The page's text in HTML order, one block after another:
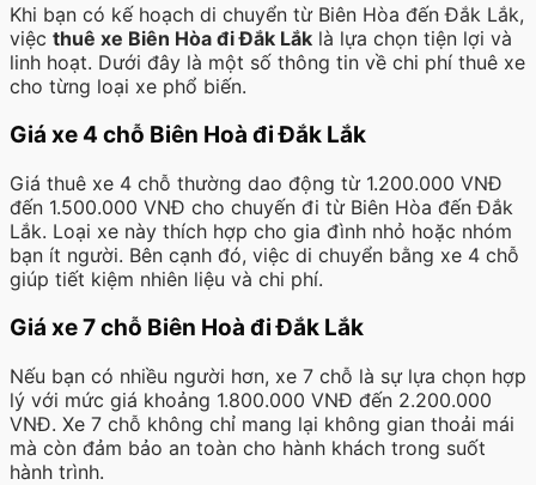
Khi bạn có kế hoạch di chuyển từ Biên Hòa đến Đắk Lắk,
việc thuê xe Biên Hòa đi Đắk Lắk là lựa chọn tiện lợi và
linh hoạt. Dưới đây là một số thông tin về chi phí thuê xe
cho từng loại xe phổ biến.
Giá xe 4 chỗ Biên Hoà đi Đắk Lắk
Giá thuê xe 4 chỗ thường dao động từ 1.200.000 VNĐ
đến 1.500.000 VNĐ cho chuyến đi từ Biên Hòa đến Đắk
Lắk. Loại xe này thích hợp cho gia đình nhỏ hoặc nhóm
bạn ít người. Bên cạnh đó, việc di chuyển bằng xe 4 chỗ
giúp tiết kiệm nhiên liệu và chi phí.
Giá xe 7 chỗ Biên Hoà đi Đắk Lắk
Nếu bạn có nhiều người hơn, xe 7 chỗ là sự lựa chọn hợp
lý với mức giá khoảng 1.800.000 VNĐ đến 2.200.000
VNĐ. Xe 7 chỗ không chỉ mang lại không gian thoải mái
mà còn đảm bảo an toàn cho hành khách trong suốt
hành trình.